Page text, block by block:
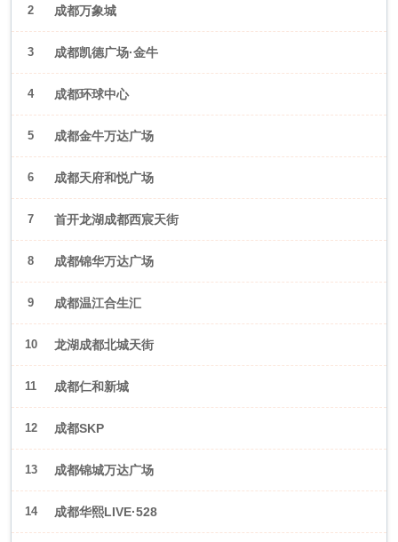
2 成都万象城
3 成都凯德广场·金牛
4 成都环球中心
5 成都金牛万达广场
6 成都天府和悦广场
7 首开龙湖成都西宸天街
8 成都锦华万达广场
9 成都温江合生汇
10 龙湖成都北城天街
11 成都仁和新城
12 成都SKP
13 成都锦城万达广场
14 成都华熙LIVE·528